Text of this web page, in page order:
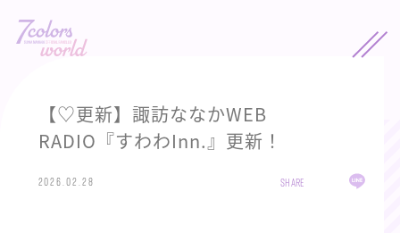
【♡更新】諏訪ななかWEB
RADIO『すわわInn.』更新！
2026.02.28 SHARE